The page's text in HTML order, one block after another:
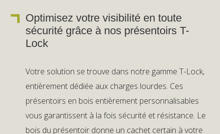
Optimisez votre visibilité en toute
sécurité grâce à nos présentoirs T-
Lock
Votre solution se trouve dans notre gamme T-Lock,
entièrement dédiée aux charges lourdes. Ces
présentoirs en bois entièrement personnalisables
vous garantissent à la fois sécurité et résistance. Le
bois du présentoir donne un cachet certain à votre